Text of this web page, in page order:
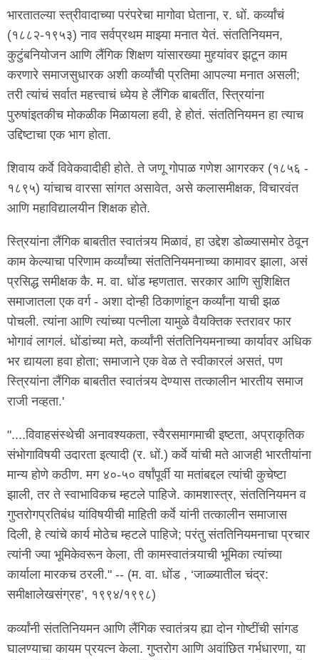
भारतातल्या स्त्रीवादाच्या परंपरेचा मागोवा घेताना, र. धों. कर्व्यांचं
(१८८२-१९५३) नाव सर्वप्रथम माझ्या मनात येतं. संततिनियमन,
कुटुंबनियोजन आणि लैंगिक शिक्षण यांसारख्या मुद्द्यांवर झटून काम
करणारे समाजसुधारक अशी कर्व्यांची प्रतिमा आपल्या मनात असली;
तरी त्यांचं सर्वात महत्त्वाचं ध्येय हे लैंगिक बाबतींत, स्त्रियांना
पुरुषांइतकीच मोकळीक मिळायला हवी, हे होतं. संततिनियमन हा त्याच
उद्दिष्टाचा एक भाग होता.
शिवाय कर्वे विवेकवादीही होते. ते जणू गोपाळ गणेश आगरकर (१८५६ -
१८९५) यांचाच वारसा सांगत असावेत, असे कलासमीक्षक, विचारवंत
आणि महाविद्यालयीन शिक्षक होते.
स्त्रियांना लैंगिक बाबतीत स्वातंत्र्य मिळावं, हा उद्देश डोळ्यासमोर ठेवून
काम केल्याचा परिणाम कर्व्यांच्या संततिनियमनाच्या कामावर झाला, असं
प्रसिद्ध समीक्षक कै. म. वा. धोंड म्हणतात. सरकार आणि सुशिक्षित
समाजातला एक वर्ग - अशा दोन्ही ठिकाणांहून कर्व्यांना याची झळ
पोचली. त्यांना आणि त्यांच्या पत्नीला यामुळे वैयक्तिक स्तरावर फार
भोगावं लागलं. धोंडांच्या मते, कर्व्यांनी संततिनियमनाच्या कार्यावर अधिक
भर द्यायला हवा होता; समाजाने एक वेळ ते स्वीकारलं असतं, पण
स्त्रियांना लैंगिक बाबतीत स्वातंत्र्य देण्यास तत्कालीन भारतीय समाज
राजी नव्हता.'
"....विवाहसंस्थेची अनावश्यकता, स्वैरसमागमाची इष्टता, अप्राकृतिक
संभोगाविषयी उदारता इत्यादी (र. धों.) कर्वे यांची मते आजही भारतीयांना
मान्य होणे कठीण. मग ४०-५० वर्षांपूर्वी या मतांबद्दल त्यांची कुचेष्टा
झाली, तर ते स्वाभाविकच म्हटले पाहिजे. कामशास्त्र, संततिनियमन व
गुप्तरोगप्रतिबंध यांविषयीची माहिती कर्वे यांनी तत्कालीन समाजास
दिली, हे त्यांचे कार्य मोठेच म्हटले पाहिजे; परंतु संततिनियमनाचा प्रचार
त्यांनी ज्या भूमिकेवरून केला, ती कामस्वातंत्र्याची भूमिका त्यांच्या
कार्याला मारकच ठरली." -- (म. वा. धोंड , ‘जाळ्यातील चंद्र:
समीक्षालेखसंग्रह’, १९९४/१९९८)
कर्व्यांनी संततिनियमन आणि लैंगिक स्वातंत्र्य ह्या दोन गोष्टींची सांगड
घालण्याचा कायम प्रयत्न केला. गुप्तरोग आणि अवांछित गर्भधारणा, या